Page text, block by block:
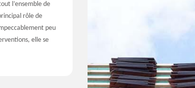
l’ensemble de
rôle de
peu
elle se